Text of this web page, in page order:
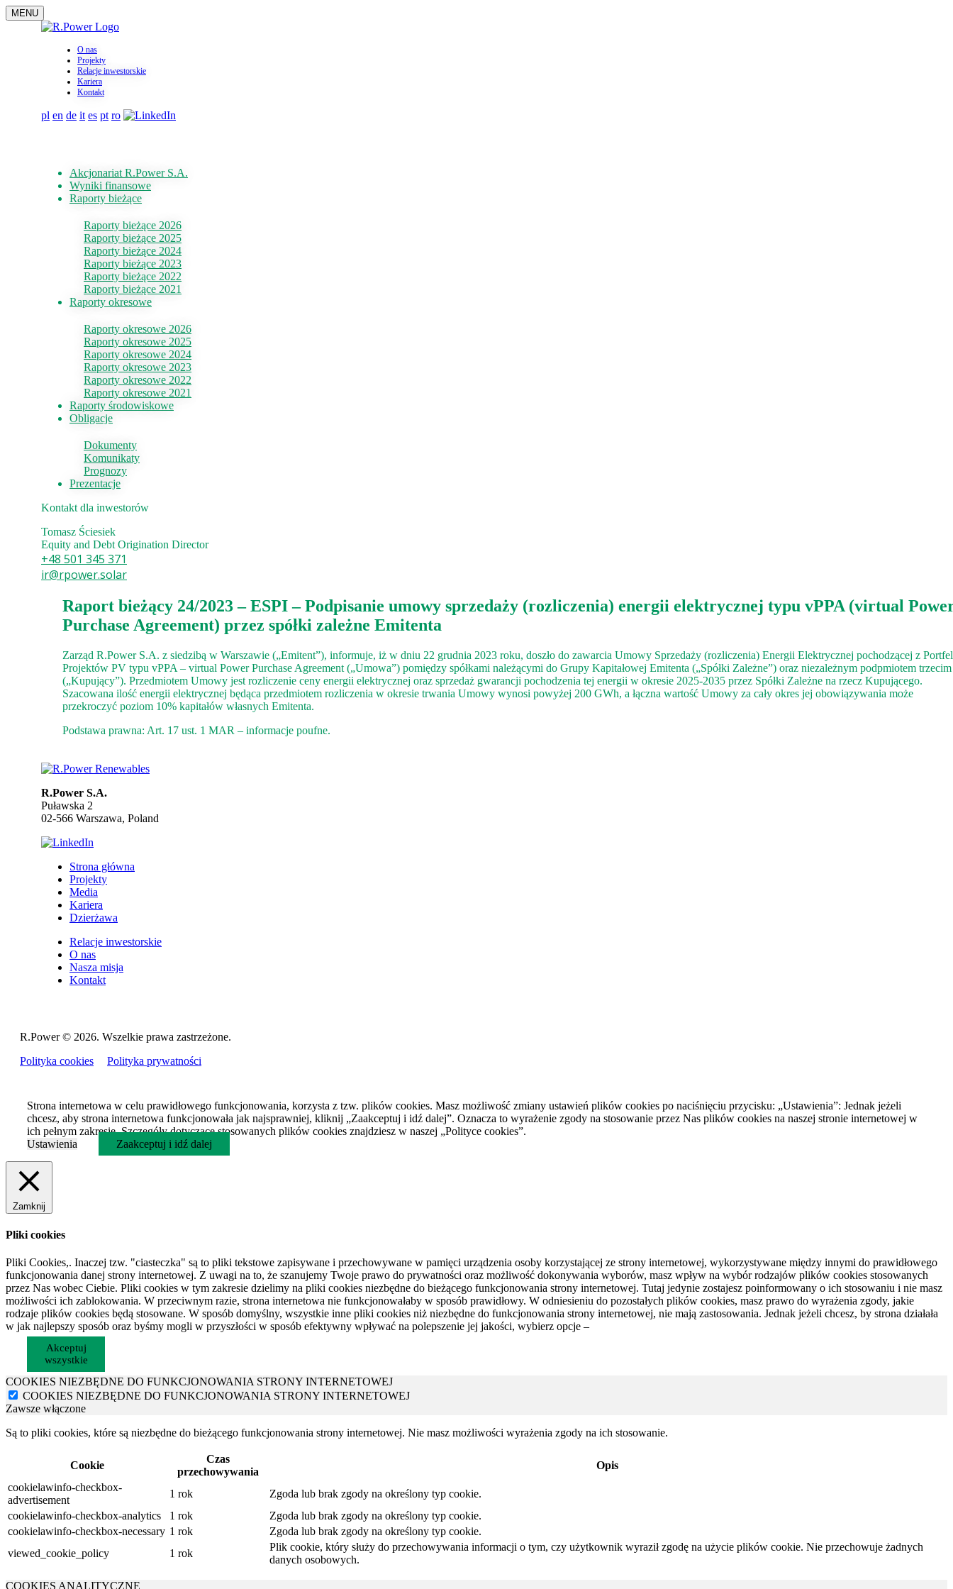
MENU
O nas
Projekty
Relacje inwestorskie
Kariera
Kontakt
pl en de it es pt ro
Akcjonariat R.Power S.A.
Wyniki finansowe
Raporty bieżące
Raporty bieżące 2026
Raporty bieżące 2025
Raporty bieżące 2024
Raporty bieżące 2023
Raporty bieżące 2022
Raporty bieżące 2021
Raporty okresowe
Raporty okresowe 2026
Raporty okresowe 2025
Raporty okresowe 2024
Raporty okresowe 2023
Raporty okresowe 2022
Raporty okresowe 2021
Raporty środowiskowe
Obligacje
Dokumenty
Komunikaty
Prognozy
Prezentacje
Kontakt dla inwestorów
Tomasz Ściesiek
Equity and Debt Origination Director
+48 501 345 371
ir@rpower.solar
Raport bieżący 24/2023 – ESPI – Podpisanie umowy sprzedaży (rozliczenia) energii elektrycznej typu vPPA (virtual
Purchase Agreement) przez spółki zależne Emitenta
Zarząd R.Power S.A. z siedzibą w Warszawie („Emitent”), informuje, iż w dniu 22 grudnia 2023 roku, doszło do zawarcia Umowy Sprzedaży (rozliczenia) Energii Elektrycznej pochodzącej z
Projektów PV typu vPPA – virtual Power Purchase Agreement („Umowa”) pomiędzy spółkami należącymi do Grupy Kapitałowej Emitenta („Spółki Zależne”) oraz niezależnym podpmiotem trzecim
(„Kupujący”). Przedmiotem Umowy jest rozliczenie ceny energii elektrycznej oraz sprzedaż gwarancji pochodzenia tej energii w okresie 2025-2035 przez Spółki Zależne na rzecz Kupującego.
Szacowana ilość energii elektrycznej będąca przedmiotem rozliczenia w okresie trwania Umowy wynosi powyżej 200 GWh, a łączna wartość Umowy za cały okres jej obowiązywania może
przekroczyć poziom 10% kapitałów własnych Emitenta.
Podstawa prawna: Art. 17 ust. 1 MAR – informacje poufne.
R.Power S.A.
Puławska 2
02-566 Warszawa, Poland
Strona główna
Projekty
Media
Kariera
Dzierżawa
Relacje inwestorskie
O nas
Nasza misja
Kontakt
R.Power © 2026. Wszelkie prawa zastrzeżone.
Polityka cookies
Polityka prywatności
Strona internetowa w celu prawidłowego funkcjonowania, korzysta z tzw. plików cookies. Masz możliwość zmiany ustawień plików cookies po naciśnięciu przycisku: „Ustawienia”: Jednak jeżeli
chcesz, aby strona internetowa funkcjonowała jak najsprawniej, kliknij „Zaakceptuj i idź dalej”. Oznacza to wyrażenie zgody na stosowanie przez Nas plików cookies na naszej stronie internetowej w
ich pełnym zakresie. Szczegóły dotyczące stosowanych plików cookies znajdziesz w naszej „Polityce cookies”.
Ustawienia
Zaakceptuj i idź dalej
Zamknij
Pliki cookies
Pliki Cookies,. Inaczej tzw. "ciasteczka" są to pliki tekstowe zapisywane i przechowywane w pamięci urządzenia osoby korzystającej ze strony internetowej, wykorzystywane między innymi do prawidłowego
funkcjonowania danej strony internetowej. Z uwagi na to, że szanujemy Twoje prawo do prywatności oraz możliwość dokonywania wyborów, masz wpływ na wybór rodzajów plików cookies stosowanych
przez Nas wobec Ciebie. Pliki cookies w tym zakresie dzielimy na pliki cookies niezbędne do bieżącego funkcjonowania strony internetowej. Tutaj jedynie zostajesz poinformowany o ich stosowaniu i nie masz
możliwości ich zablokowania. W przeciwnym razie, strona internetowa nie funkcjonowałaby w sposób prawidłowy. W odniesieniu do pozostałych plików cookies, masz prawo do wyrażenia zgody, jakie
rodzaje plików cookies będą stosowane. W sposób domyślny, wszystkie inne pliki cookies niż niezbędne do funkcjonowania strony internetowej, nie mają zastosowania. Jednak jeżeli chcesz, by strona działała
w jak najlepszy sposób oraz byśmy mogli w przyszłości w sposób efektywny wpływać na polepszenie jej jakości, wybierz opcje –
Akceptuj
wszystkie
COOKIES NIEZBĘDNE DO FUNKCJONOWANIA STRONY INTERNETOWEJ
COOKIES NIEZBĘDNE DO FUNKCJONOWANIA STRONY INTERNETOWEJ
Zawsze włączone
Są to pliki cookies, które są niezbędne do bieżącego funkcjonowania strony internetowej. Nie masz możliwości wyrażenia zgody na ich stosowanie.
Cookie
Czas
przechowywania
Opis
cookielawinfo-checkbox-
advertisement
1 rok
Zgoda lub brak zgody na określony typ cookie.
cookielawinfo-checkbox-analytics
1 rok
Zgoda lub brak zgody na określony typ cookie.
cookielawinfo-checkbox-necessary 1 rok
Zgoda lub brak zgody na określony typ cookie.
viewed_cookie_policy
1 rok
Plik cookie, który służy do przechowywania informacji o tym, czy użytkownik wyraził zgodę na użycie plików cookie. Nie przechowuje żadnych
danych osobowych.
COOKIES ANALITYCZNE